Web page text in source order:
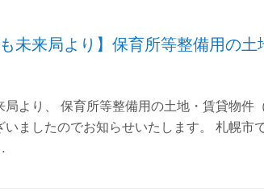
も未来局より】保育所等整備用の
局より、 保育所等整備用の土地・賃貸物件
ましたのでお知らせいたします。 札幌市